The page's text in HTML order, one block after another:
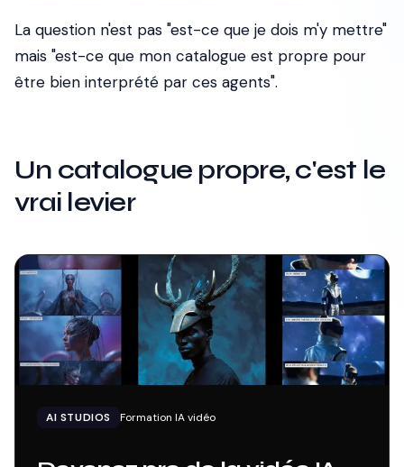
La question n'est pas "est-ce que je dois m'y mettre"
mais "est-ce que mon catalogue est propre pour
être bien interprété par ces agents".
Un catalogue propre, c'est le
vrai levier
AI STUDIOS Formation IA vidéo